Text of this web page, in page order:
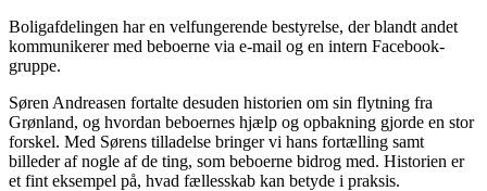
Boligafdelingen har en velfungerende bestyrelse, der blandt andet
kommunikerer med beboerne via e-mail og en intern Facebook-
gruppe.
Søren Andreasen fortalte desuden historien om sin flytning fra
Grønland, og hvordan beboernes hjælp og opbakning gjorde en stor
forskel. Med Sørens tilladelse bringer vi hans fortælling samt
billeder af nogle af de ting, som beboerne bidrog med. Historien er
et fint eksempel på, hvad fællesskab kan betyde i praksis.